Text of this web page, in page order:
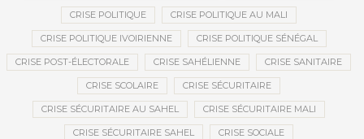
CRISE POLITIQUE CRISE POLITIQUE AU MALI
CRISE POLITIQUE IVOIRIENNE CRISE POLITIQUE SÉNÉGAL
CRISE POST-ÉLECTORALE CRISE SAHÉLIENNE CRISE SANITAIRE
CRISE SCOLAIRE CRISE SÉCURITAIRE
CRISE SÉCURITAIRE AU SAHEL CRISE SÉCURITAIRE MALI
CRISE SÉCURITAIRE SAHEL CRISE SOCIALE